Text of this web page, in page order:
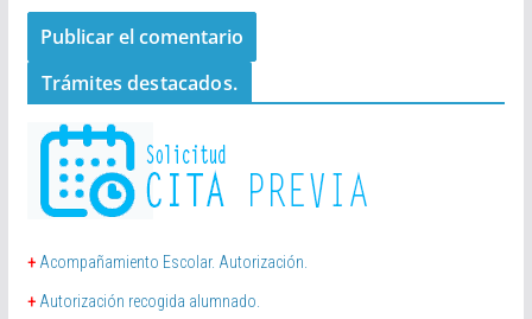
Trámites destacados.
+ Acompañamiento Escolar. Autorización.
+ Autorización recogida alumnado.